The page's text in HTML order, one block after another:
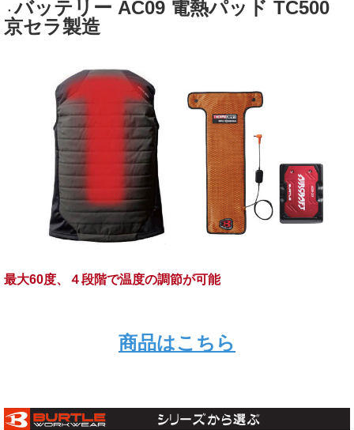
・バッテリー AC09 電熱パッド TC500
京セラ製造
最大60度、４段階で温度の調節が可能
商品はこちら